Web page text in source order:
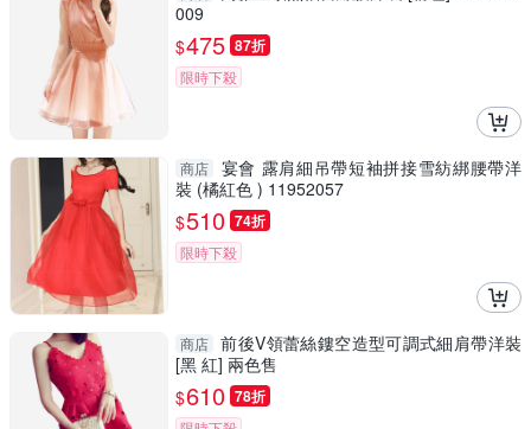
009
$475 87折
限時下殺
商店
宴會 露肩細吊帶短袖拼接雪紡綁腰帶洋
裝 (橘紅色 ) 11952057
$510 74折
限時下殺
商店 前後V領蕾絲鏤空造型可調式細肩帶洋裝
[黑 紅] 兩色售
$610 78折